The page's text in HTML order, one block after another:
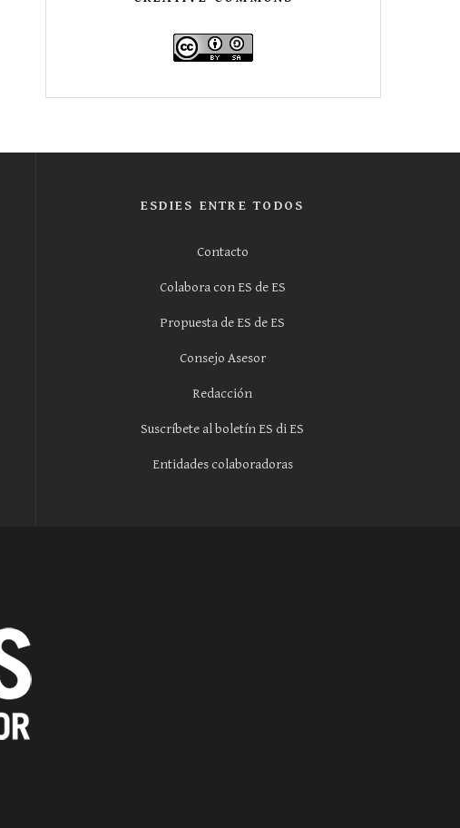
ESDIES ENTRE TODOS
Contacto
Colabora con ES de ES
Propuesta de ES de ES
Consejo Asesor
Redacción
Suscríbete al boletín ES di ES
Entidades colaboradoras